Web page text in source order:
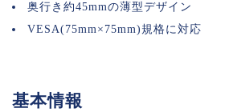
奥行き約45mmの薄型デザイン
VESA(75mm×75mm)規格に対応
基本情報